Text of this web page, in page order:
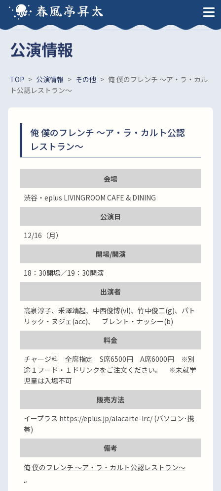
春風亭昇太
公演情報
TOP > 公演情報 > その他 > 俺 僕のフレンチ 〜ア・ラ・カル
ト公認レストラン〜
俺 僕のフレンチ 〜ア・ラ・カルト公認
レストラン〜
会場
渋谷・eplus LIVINGROOM CAFE & DINING
公演日
12/16（月）
開場/開演
18：30開場／19：30開演
出演者
高泉淳子、釆澤靖起、中西俊博(vl)、竹中俊二(g)、パト
リック・ヌジェ(acc)、 ブレント・ナッシー(b)
料金
チャージ料 全席指定 S席6500円 A席6000円 ※別
途１フード・１ドリンクをご注文ください。 ※未就学
児童は入場不可
販売方法
イープラス https://eplus.jp/alacarte-lrc/ (パソコン･携
帯)
備考
俺 僕のフレンチ 〜ア・ラ・カルト公認レストラン〜
“